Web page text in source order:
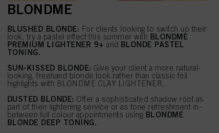
BLONDME
BLUSHED BLONDE: For clients looking to switch up their
look, try a pastel effect this summer with BLONDME
PREMIUM LIGHTENER 9+ and BLONDE PASTEL
TONING.
SUN-KISSED BLONDE: Give your client a more natural-
looking, freehand blonde look rather than classic foil
highlights with BLONDME CLAY LIGHTENER.
DUSTED BLONDE: Offer a sophisticated shadow root as
part of their lightening service or as tone refreshment in-
between full colour appointments using BLONDME
BLONDE DEEP TONING.